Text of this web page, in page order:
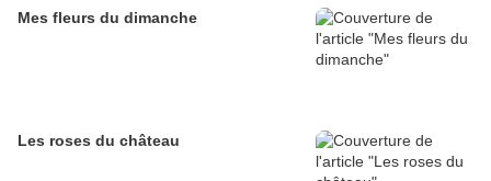
Mes fleurs du dimanche
Les roses du château